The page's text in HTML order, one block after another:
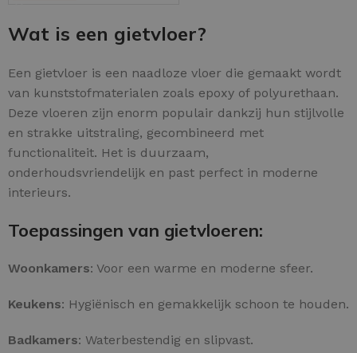
Wat is een gietvloer?
Een gietvloer is een naadloze vloer die gemaakt wordt
van kunststofmaterialen zoals epoxy of polyurethaan.
Deze vloeren zijn enorm populair dankzij hun stijlvolle
en strakke uitstraling, gecombineerd met
functionaliteit. Het is duurzaam,
onderhoudsvriendelijk en past perfect in moderne
interieurs.
Toepassingen van gietvloeren:
Woonkamers: Voor een warme en moderne sfeer.
Keukens: Hygiënisch en gemakkelijk schoon te houden.
Badkamers: Waterbestendig en slipvast.